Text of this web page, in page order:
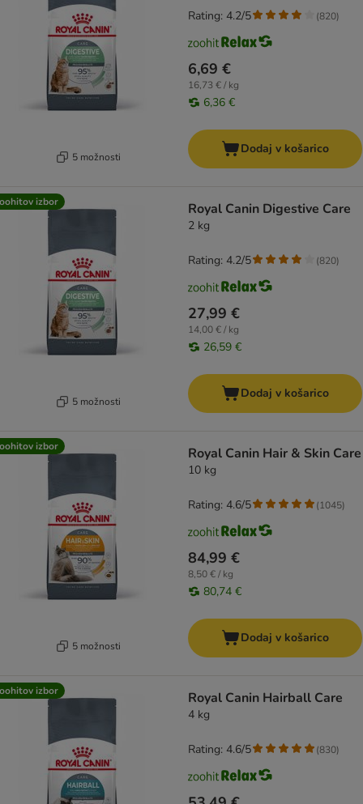
5 možnosti
6,69 €
16,73 € / kg
6,36 €
Rating: 4.2/5 (820)
Dodaj v košarico
izbor
5 možnosti
Royal Canin Digestive Care
2 kg
27,99 €
14,00 € / kg
26,59 €
Rating: 4.2/5 (820)
Dodaj v košarico
izbor
5 možnosti
Royal Canin Hair & Skin Care
10 kg
84,99 €
8,50 € / kg
80,74 €
Rating: 4.6/5 (1045)
Dodaj v košarico
izbor Royal Canin Hairball Care
4 kg
Rating: 4.6/5 (830)